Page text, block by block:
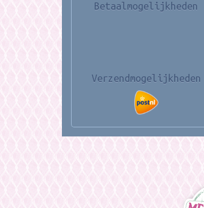
Betaalmogelijkheden
Verzendmogelijkheden